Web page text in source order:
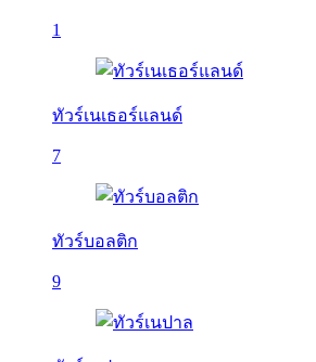
1
ทัวร์เนเธอร์แลนด์
7
ทัวร์บอลติก
9